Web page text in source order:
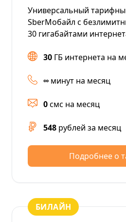
Универсальный
SberМобайл с
30 гигабайтами
30 ГБ интернета на
∞ минут на месяц
0смс на месяц
548 рублей за месяц
Подробнее о
БИЛАЙН